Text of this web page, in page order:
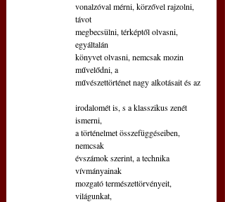
vonalzóval mérni, körzővel rajzolni,
távot
megbecsülni, térképtől olvasni,
egyáltalán
könyvet olvasni, nemcsak mozin
művelődni, a
művészettörténet nagy alkotásait és az
irodalomét is, s a klasszikus zenét
ismerni,
a történelmet összefüggéseiben,
nemcsak
évszámok szerint, a technika
vívmányainak
mozgató természettörvényeit,
világunkat,